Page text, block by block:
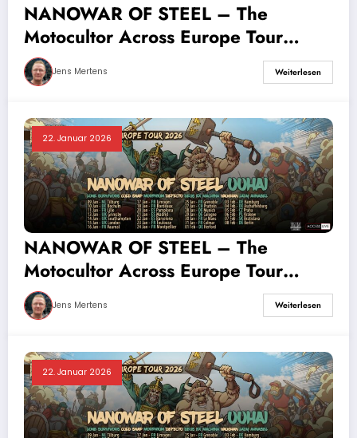
NANOWAR OF STEEL – The
Motocultor Across Europe Tour
2026Jens Mertens Weiterlesen
22. Januar 2026
NANOWAR OF STEEL – The
Motocultor Across Europe Tour
2026Jens Mertens Weiterlesen
22. Januar 2026